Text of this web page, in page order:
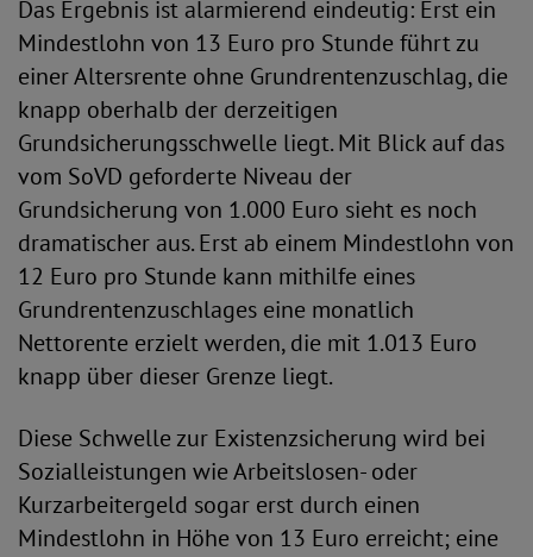
Das Ergebnis ist alarmierend eindeutig: Erst ein
Mindestlohn von 13 Euro pro Stunde führt zu
einer Altersrente ohne Grundrentenzuschlag, die
knapp oberhalb der derzeitigen
Grundsicherungsschwelle liegt. Mit Blick auf das
vom SoVD geforderte Niveau der
Grundsicherung von 1.000 Euro sieht es noch
dramatischer aus. Erst ab einem Mindestlohn von
12 Euro pro Stunde kann mithilfe eines
Grundrentenzuschlages eine monatlich
Nettorente erzielt werden, die mit 1.013 Euro
knapp über dieser Grenze liegt.
Diese Schwelle zur Existenzsicherung wird bei
Sozialleistungen wie Arbeitslosen- oder
Kurzarbeitergeld sogar erst durch einen
Mindestlohn in Höhe von 13 Euro erreicht; eine